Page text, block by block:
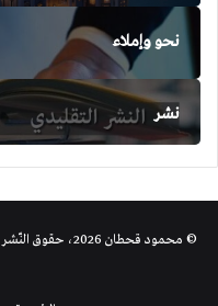
نحو وإملاء
نشر
© محمود قحطان 2026، حقوق النّشر محفوظة على المؤلّف |